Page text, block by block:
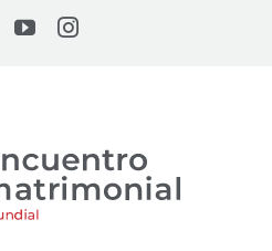
Facebook
YouTubeInstagram